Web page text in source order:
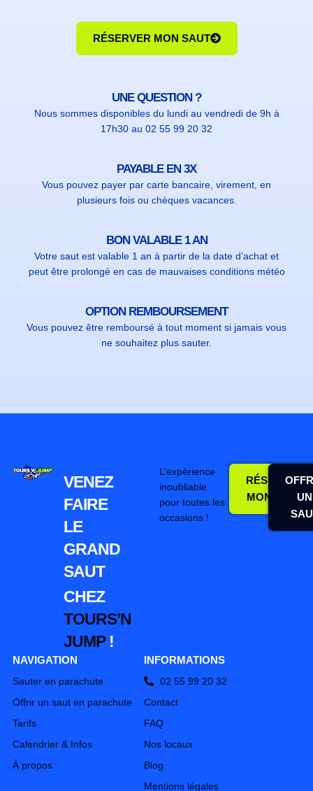
RÉSERVER MON SAUT
UNE QUESTION ?
Nous sommes disponibles du lundi au vendredi de 9h à
17h30 au 02 55 99 20 32
PAYABLE EN 3X
Vous pouvez payer par carte bancaire, virement, en
plusieurs fois ou chèques vacances.
BON VALABLE 1 AN
Votre saut est valable 1 an à partir de la date d’achat et
peut être prolongé en cas de mauvaises conditions météo
OPTION REMBOURSEMENT
Vous pouvez être remboursé à tout moment si jamais vous
ne souhaitez plus sauter.
VENEZ
FAIRE
LE
GRAND
SAUT
CHEZ
TOURS’N
JUMP!
L’expérience
inoubliable
pour toutes les
occasions !
RÉSERVER
MON SAUTUN
NAVIGATION
Sauter en parachute
Offrir un saut en parachute
Tarifs
Calendrier & Infos
À propos
INFORMATIONS
02 55 99 20 32
Contact
FAQ
Nos locaux
Blog
Mentions légales